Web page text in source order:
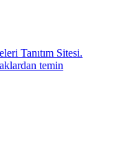
Tanıtım Sitesi.
temin